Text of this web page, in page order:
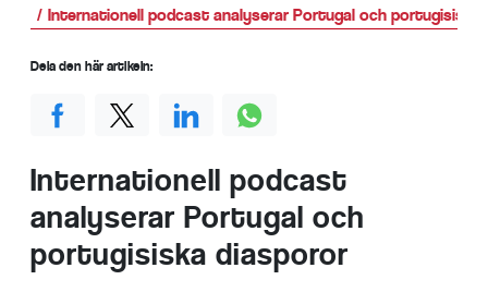
Internationell podcast analyserar Portugal och portugisiska
Internationell podcast
analyserar Portugal och
portugisiska diasporor
Dela den här artikeln: